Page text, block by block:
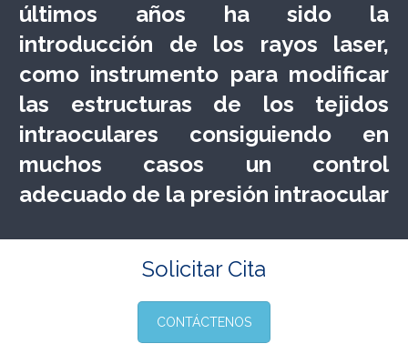
últimos años ha sido la
introducción de los rayos laser,
como instrumento para modificar
las estructuras de los tejidos
intraoculares consiguiendo en
muchos casos un control
adecuado de la presión intraocular
Solicitar Cita
CONTÁCTENOS